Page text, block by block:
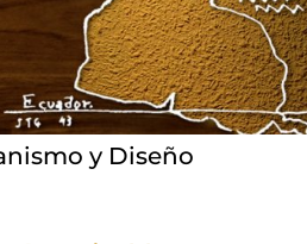
y Diseño